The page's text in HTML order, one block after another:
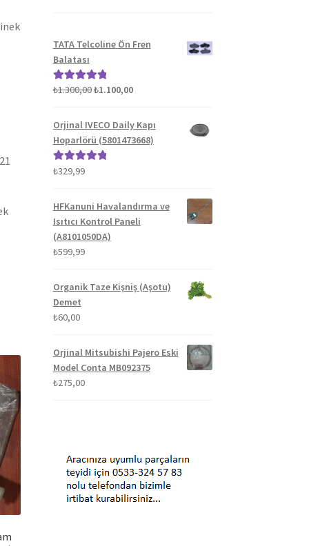
TATA Telcoline Ön Fren
Balatası
5 üzerinden
₺1.300,00Orijinal
₺1.300,00.
₺1.100,00Şu
fiyat:
₺1.100,00.
Orjinal IVECO Daily Kapı
Hoparlörü (5801473668)
5 üzerinden
₺329,99
HFKanuni Havalandırma ve
Isıtıcı Kontrol Paneli
(A8101050DA)
₺599,99
Organik Taze Kişniş (Aşotu)
Demet
₺60,00
Orjinal Mitsubishi Pajero Eski
Model Conta MB092375
₺275,00